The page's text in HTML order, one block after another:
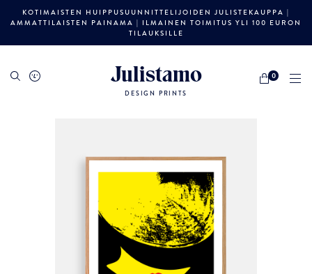
KOTIMAISTEN HUIPPUSUUNNITTELIJOIDEN JULISTEKAUPPA |
AMMATTILAISTEN PAINAMA | ILMAINEN TOIMITUS YLI 100 EURON
TILAUKSILLE
Julistamo
DESIGN PRINTS
0